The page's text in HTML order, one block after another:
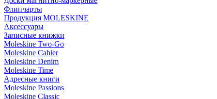
Флипчарты
Продукция MOLESKINE
Аксессуары
Записные книжки
Moleskine Two-Go
Moleskine Cahier
Moleskine Denim
Moleskine Time
Адресные книги
Moleskine Passions
Moleskine Classic